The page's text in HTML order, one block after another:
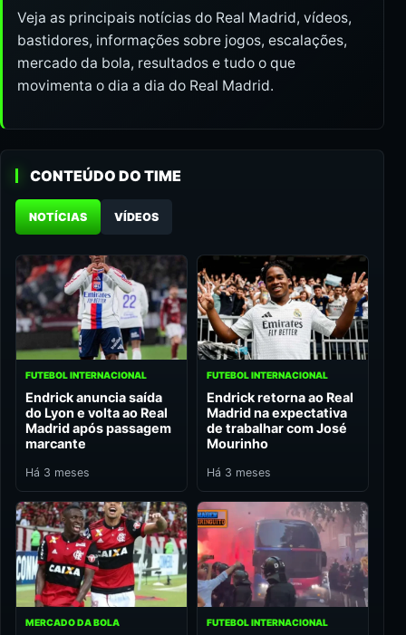
Veja as principais notícias do Real Madrid, vídeos,
bastidores, informações sobre jogos, escalações,
mercado da bola, resultados e tudo o que
movimenta o dia a dia do Real Madrid.
CONTEÚDO DO TIME
NOTÍCIAS VÍDEOS
FUTEBOL INTERNACIONAL
Endrick anuncia saída
do Lyon e volta ao Real
Madrid após passagem
marcante
Há 3 meses
FUTEBOL INTERNACIONAL
Endrick retorna ao Real
Madrid na expectativa
de trabalhar com José
Mourinho
Há 3 meses
MERCADO DA BOLA FUTEBOL INTERNACIONAL